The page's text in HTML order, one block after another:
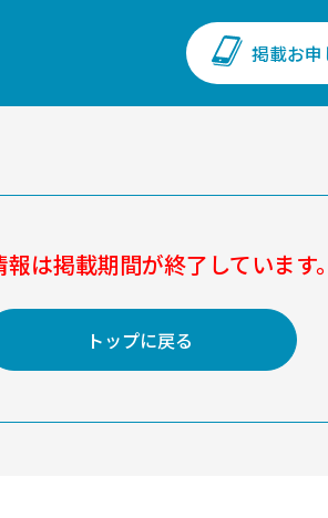
掲載お申
報は掲載期間が終了しています。
トップに戻る